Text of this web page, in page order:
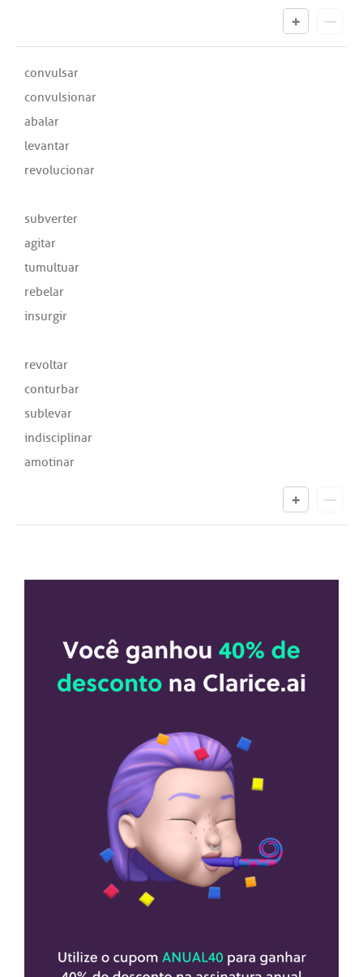
convulsar
convulsionar
abalar
levantar
revolucionar
subverter
agitar
tumultuar
rebelar
insurgir
revoltar
conturbar
sublevar
indisciplinar
amotinar